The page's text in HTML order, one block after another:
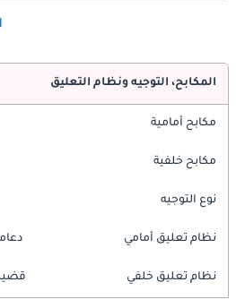
المكابح، التوجيه ونظام التعليق
مكابح أمامية
مكابح خلفية
نوع التوجيه
نظام تعليق أمامي
نظام تعليق خلفي قضيب